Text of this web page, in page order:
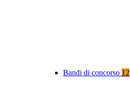
Bandi di concorso 12